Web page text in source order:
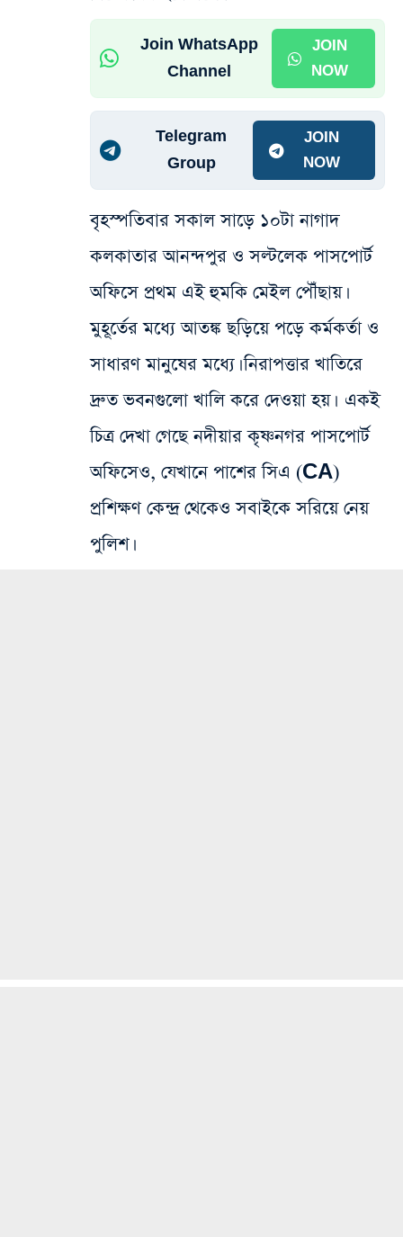
Join WhatsApp
Channel
JOIN
NOW
Telegram
Group
JOIN
NOW
বৃহস্পতিবার সকাল সাড়ে ১০টা নাগাদ
কলকাতার আনন্দপুর ও সল্টলেক পাসপোর্ট
অফিসে প্রথম এই হুমকি মেইল পৌঁছায়।
মুহূর্তের মধ্যে আতঙ্ক ছড়িয়ে পড়ে কর্মকর্তা ও
সাধারণ মানুষের মধ্যে। নিরাপত্তার খাতিরে
দ্রুত ভবনগুলো খালি করে দেওয়া হয়। একই
চিত্র দেখা গেছে নদীয়ার কৃষ্ণনগর পাসপোর্ট
অফিসেও, যেখানে পাশের সিএ (CA)
প্রশিক্ষণ কেন্দ্র থেকেও সবাইকে সরিয়ে নেয়
পুলিশ।